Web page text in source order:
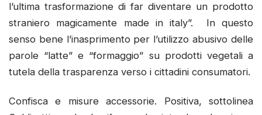
l’ultima trasformazione di far diventare un prodotto
straniero magicamente made in italy”. In questo
senso bene l’inasprimento per l’utilizzo abusivo delle
parole “latte” e “formaggio” su prodotti vegetali a
tutela della trasparenza verso i cittadini consumatori.
Confisca e misure accessorie. Positiva, sottolinea